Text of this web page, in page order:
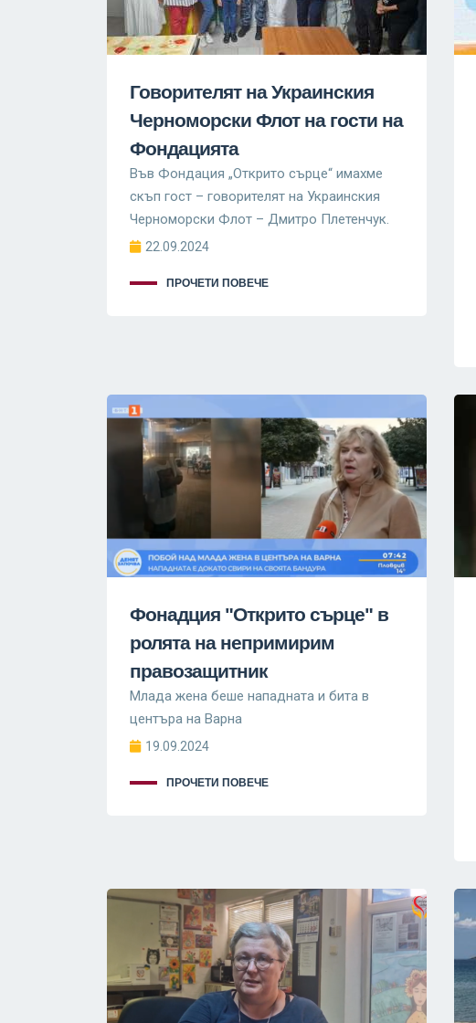
Говорителят на Украинския
Черноморски Флот на гости на
Фондацията
Във Фондация „Открито сърце“ имахме
скъп гост – говорителят на Украинския
Черноморски Флот – Дмитро Плетенчук.
22.09.2024
ПРОЧЕТИ ПОВЕЧЕ
Фонадция "Открито сърце" в
ролята на непримирим
правозащитник
Млада жена беше нападната и бита в
центъра на Варна
19.09.2024
ПРОЧЕТИ ПОВЕЧЕ